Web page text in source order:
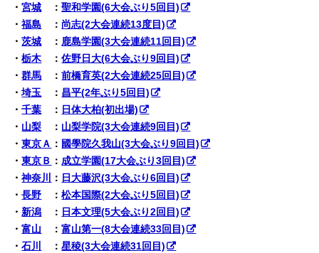
・宮城 ：聖和学園(6大会ぶり5回目)
・福島 ： 尚志(2大会連続13度目)
・茨城 ： 鹿島学園(3大会連続11回目)
・栃木 ：佐野日大(6大会ぶり9回目)
・群馬 ：前橋育英(2大会連続25回目)
・埼玉 ： 昌平(2年ぶり5回目)
・千葉 ： 日体大柏(初出場)
・ 山梨 ： 山梨学院(3大会連続9回目)
・東京Ａ ： 國學院久我山(3大会ぶり9回目)
・東京Ｂ ： 成立学園(17大会ぶり3回目)
・神奈川 ： 日大藤沢(3大会ぶり6回目)
・長野 ：松本国際(2大会ぶり5回目)
・ 新潟 ： 日本文理(5大会ぶり2回目)
・富山 ：富山第一(8大会連続33回目)
・石川 ：星稜(3大会連続31回目)